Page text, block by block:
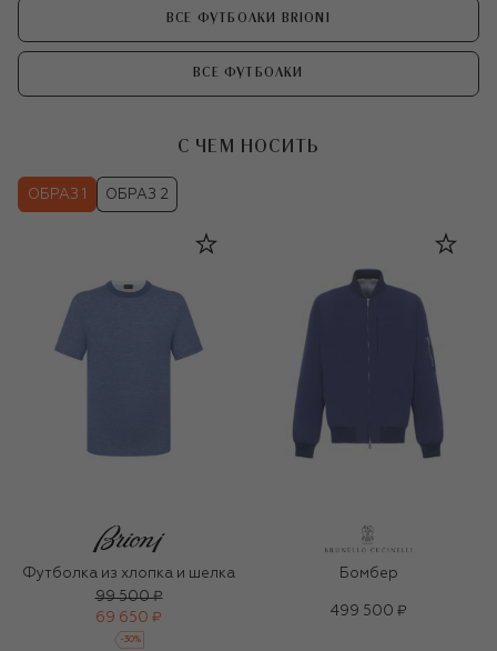
ВСЕ ФУТБОЛКИ BRIONI
ВСЕ ФУТБОЛКИ
С ЧЕМ НОСИТЬ
ОБРАЗ 1 ОБРАЗ 2
Футболка из хлопка и шелка
99 500 ₽
69 650 ₽
-30%
Бомбер
499 500 ₽